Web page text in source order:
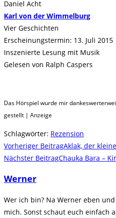
Daniel Acht
Karl von der Wimmelburg
Vier Geschichten
Erscheinungstermin: 13. Juli 2015
Inszenierte Lesung mit Musik
Gelesen von Ralph Caspers
Das Hörspiel wurde mir
gestellt | Anzeige
Schlagwörter: Rezension
Weitere
Artikel
ansehen
Vorheriger BeitragAklak, der
Nächster BeitragChauka Bara –
Werner
Wer ich bin? Na Werner eben
mich. Sonst schaut euch einfach